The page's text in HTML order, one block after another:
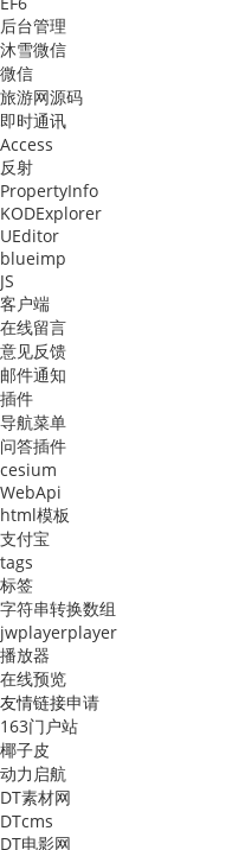
后台管理
沐雪微信
微信
旅游网源码
即时通讯
Access
反射
PropertyInfo
KODExplorer
UEditor
blueimp
JS
客户端
在线留言
意见反馈
邮件通知
插件
导航菜单
问答插件
cesium
WebApi
html模板
支付宝
tags
标签
字符串转换数组
jwplayerplayer
播放器
在线预览
友情链接申请
163门户站
椰子皮
动力启航
DT素材网
DTcms
DT电影网